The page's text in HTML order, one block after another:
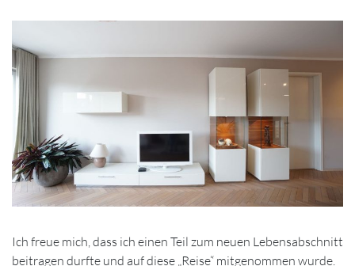
Ich freue mich, dass ich einen Teil zum neuen Lebensabschnitt
beitragen durfte und auf diese „Reise“ mitgenommen wurde.